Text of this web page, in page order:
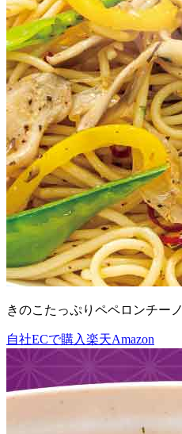
きのこたっぷりペペロンチーノ
自社ECで購入楽天Amazon